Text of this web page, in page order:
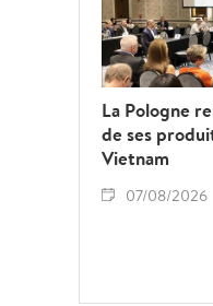
La Pologne
de ses
Vietnam
07/08/2026